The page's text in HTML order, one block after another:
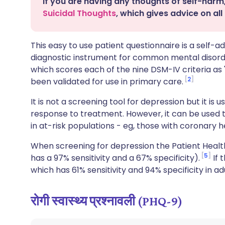
Suicidal Thoughts, which gives advice on
This easy to use patient questionnaire is a self-
diagnostic instrument for common mental
which scores each of the nine DSM-IV criteria
been validated for use in primary care. 2
It is not a screening tool for depression but it is
response to treatment. However, it can be
in at-risk populations - eg, those with coronary
When screening for depression the Patient
has a 97% sensitivity and a 67% specificity). 5
If
which has 61% sensitivity and 94% specificity in
रोगी स्वास्थ्य प्रश्नावली (PHQ-9)